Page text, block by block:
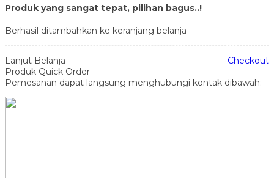
Produk yang sangat tepat, pilihan bagus..!
Berhasil ditambahkan ke keranjang belanja
Lanjut Belanja
Checkout
Produk Quick Order
Pemesanan dapat langsung menghubungi kontak dibawah: